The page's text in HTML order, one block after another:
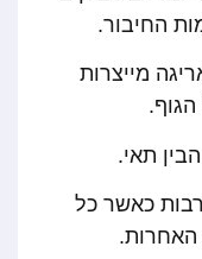
החיבור.
מייצרות
תאי.
כאשר כל
האחרות.